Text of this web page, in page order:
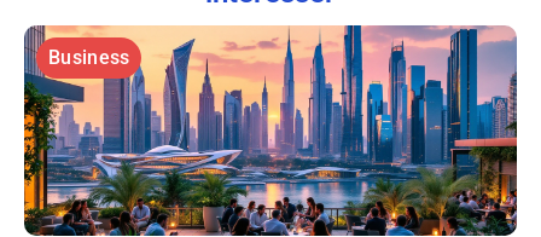
Business